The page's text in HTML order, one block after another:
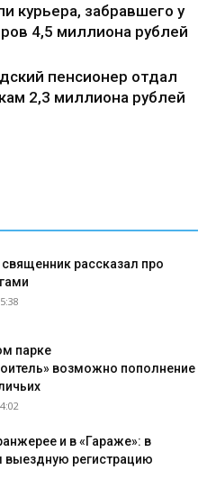
курьера, забравшего у
4,5 миллиона рублей
пенсионер отдал
2,3 миллиона рублей
рассказал про
парке
возможно пополнение
и в «Гараже»: в
регистрацию